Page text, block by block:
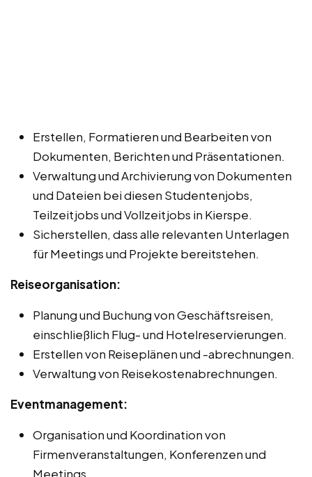
Erstellen, Formatieren und Bearbeiten von
Dokumenten, Berichten und Präsentationen.
Verwaltung und Archivierung von Dokumenten
und Dateien bei diesen Studentenjobs,
Teilzeitjobs und Vollzeitjobs in Kierspe.
Sicherstellen, dass alle relevanten Unterlagen
für Meetings und Projekte bereitstehen.
Reiseorganisation:
Planung und Buchung von Geschäftsreisen,
einschließlich Flug- und Hotelreservierungen.
Erstellen von Reiseplänen und -abrechnungen.
Verwaltung von Reisekostenabrechnungen.
Eventmanagement:
Organisation und Koordination von
Firmenveranstaltungen, Konferenzen und
Meetings.